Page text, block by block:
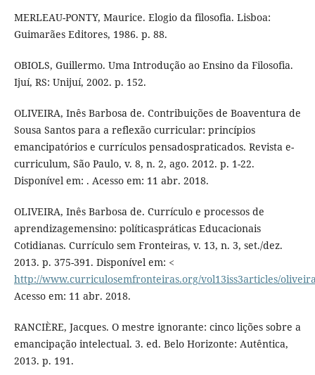
MERLEAU-PONTY, Maurice. Elogio da filosofia. Lisboa:
Guimarães Editores, 1986. p. 88.
OBIOLS, Guillermo. Uma Introdução ao Ensino da Filosofia.
Ijuí, RS: Unijuí, 2002. p. 152.
OLIVEIRA, Inês Barbosa de. Contribuições de Boaventura de
Sousa Santos para a reflexão curricular: princípios
emancipatórios e currículos pensadospraticados. Revista e-
curriculum, São Paulo, v. 8, n. 2, ago. 2012. p. 1-22.
Disponível em: . Acesso em: 11 abr. 2018.
OLIVEIRA, Inês Barbosa de. Currículo e processos de
aprendizagemensino: políticaspráticas Educacionais
Cotidianas. Currículo sem Fronteiras, v. 13, n. 3, set./dez.
2013. p. 375-391. Disponível em: <
http://www.curriculosemfronteiras.org/vol13iss3articles/
Acesso em: 11 abr. 2018.
RANCIÈRE, Jacques. O mestre ignorante: cinco lições sobre a
emancipação intelectual. 3. ed. Belo Horizonte: Autêntica,
2013. p. 191.